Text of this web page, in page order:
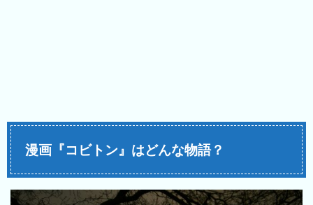
漫画『コビトン』はどんな物語？